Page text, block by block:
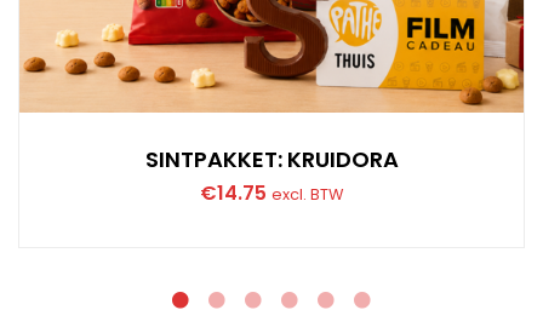
SINTPAKKET: KRUIDORA
€14.75 excl. BTW